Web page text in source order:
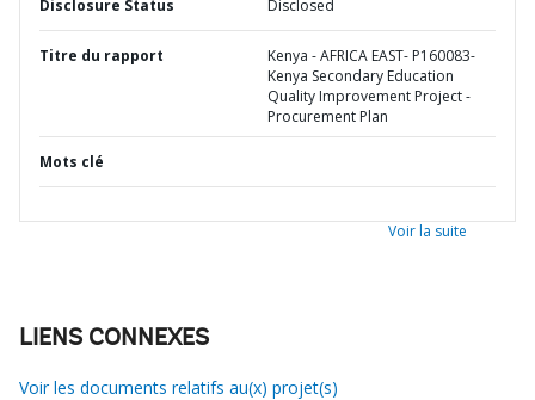
Disclosure Status Disclosed
Titre du rapport
Kenya - AFRICA EAST- P160083-
Kenya Secondary Education
Quality Improvement Project -
Procurement Plan
Mots clé
Voir la suite
LIENS CONNEXES
Voir les documents relatifs au(x) projet(s)